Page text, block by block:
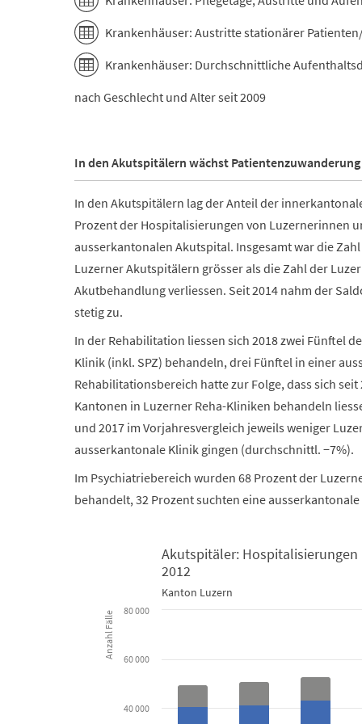
Krankenhäuser: Austritte stationärer
Krankenhäuser: Durchschnittliche
nach Geschlecht und Alter seit 2009
In den Akutspitälern wächst
In den Akutspitälern lag der Anteil der
Prozent der Hospitalisierungen von Luzernerinnen
ausserkantonalen Akutspital. Insgesamt war die
Luzerner Akutspitälern grösser als die Zahl der
Akutbehandlung verliessen. Seit 2014 nahm der
stetig zu.
In der Rehabilitation liessen sich 2018 zwei Fünftel
Klinik (inkl. SPZ) behandeln, drei Fünftel in einer
Rehabilitationsbereich hatte zur Folge, dass sich
Kantonen in Luzerner Reha-Kliniken behandeln
und 2017 im Vorjahresvergleich jeweils weniger
ausserkantonale Klinik gingen (durchschnittl. −7%).
Im Psychiatriebereich wurden 68 Prozent der
behandelt, 32 Prozent suchten eine
Akutspitäler: Hospitalisierungen inner- und
Bar chart with 3 data series.
Kanton Luzern
View as data table, Akutspitäler:
The chart has 1 X axis displaying categories.
Anzahl Fälle
Akutspitäler:
2012
Kanton Luzern
40 000
60 000
80 000